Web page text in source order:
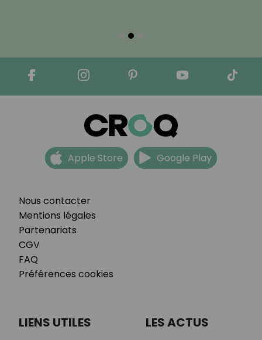
Nous contacter
Mentions légales
Partenariats
CGV
FAQ
Préférences cookies
Apple Store Google Play
LIENS UTILES LES ACTUS